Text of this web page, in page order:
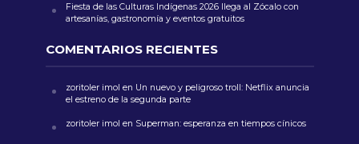
Fiesta de las Culturas Indígenas 2026 llega al Zócalo con
artesanías, gastronomía y eventos gratuitos
COMENTARIOS RECIENTES
zoritoler imol en Un nuevo y peligroso troll: Netflix anuncia
el estreno de la segunda parte
zoritoler imol en Superman: esperanza en tiempos cínicos